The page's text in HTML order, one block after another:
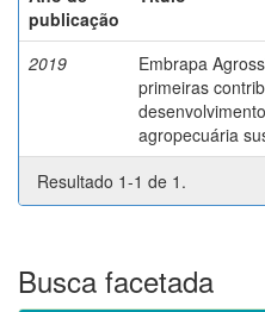
publicação
2019
Embrapa
primeiras
agropecuária
Resultado 1-1 de 1.
Busca facetada